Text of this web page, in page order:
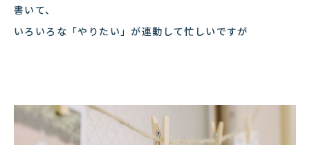
書いて、
いろいろな「やりたい」が連動して忙しいですが